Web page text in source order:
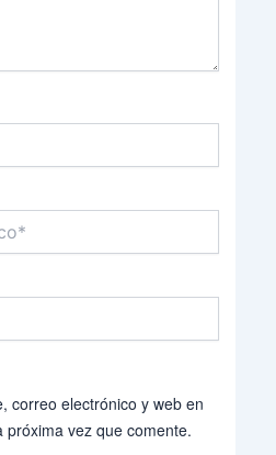
correo electrónico y web en
vez que comente.